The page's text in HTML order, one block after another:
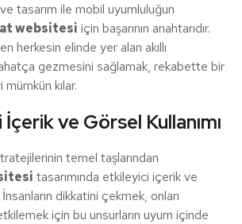
tasarım ile mobil uyumluluğun
websitesi için başarının anahtarıdır.
herkesin elinde yer alan akıllı
gezmesini sağlamak, rekabette bir
kılar.
ve Görsel Kullanımı
temel taşlarından
tasarımında etkileyici içerik ve
İnsanların dikkatini çekmek, onları
için bu unsurların uyum içinde